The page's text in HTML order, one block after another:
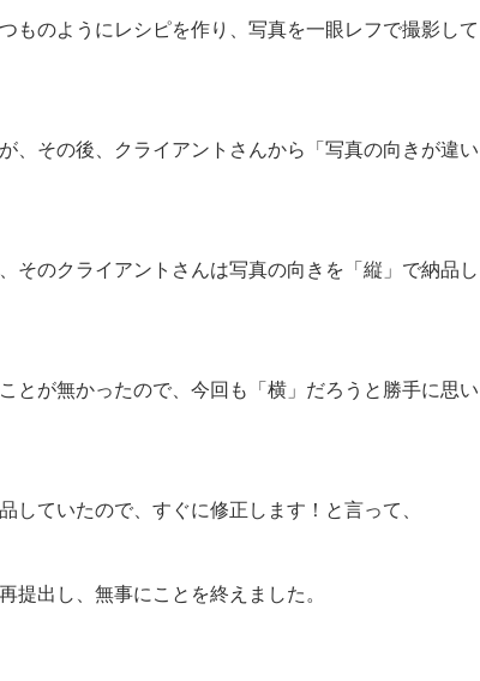
ものようにレシピを作り、写真を一眼レフで撮影して
、その後、クライアントさんから「写真の向きが違い
そのクライアントさんは写真の向きを「縦」で納品し
とが無かったので、今回も「横」だろうと勝手に思い
ていたので、すぐに修正します！と言って、
提出し、無事にことを終えました。